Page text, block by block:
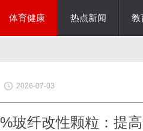
体育健康 热点新闻 教
2026-07-03
玻纤改性颗粒：提